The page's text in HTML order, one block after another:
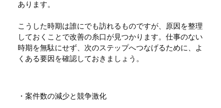
あります。
こうした時期は誰にでも訪れるものですが、原因を整理
しておくことで改善の糸口が見つかります。仕事のない
時期を無駄にせず、次のステップへつなげるために、よ
くある要因を確認しておきましょう。
・案件数の減少と競争激化